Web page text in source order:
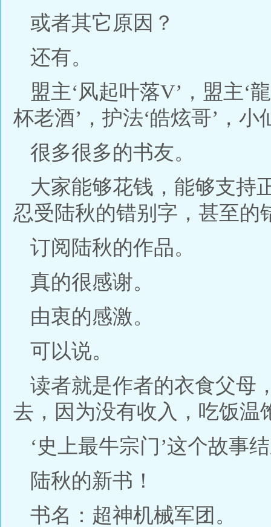
或者其它原因？
还有。
盟主‘风起叶落V’，盟主‘
杯老酒’，护法‘皓炫哥’，
很多很多的书友。
大家能够花钱，能够支持
忍受陆秋的错别字，甚至的
订阅陆秋的作品。
真的很感谢。
由衷的感激。
可以说。
读者就是作者的衣食父母
去，因为没有收入，吃饭温
‘史上最牛宗门’这个故事
陆秋的新书！
书名：超神机械军团。